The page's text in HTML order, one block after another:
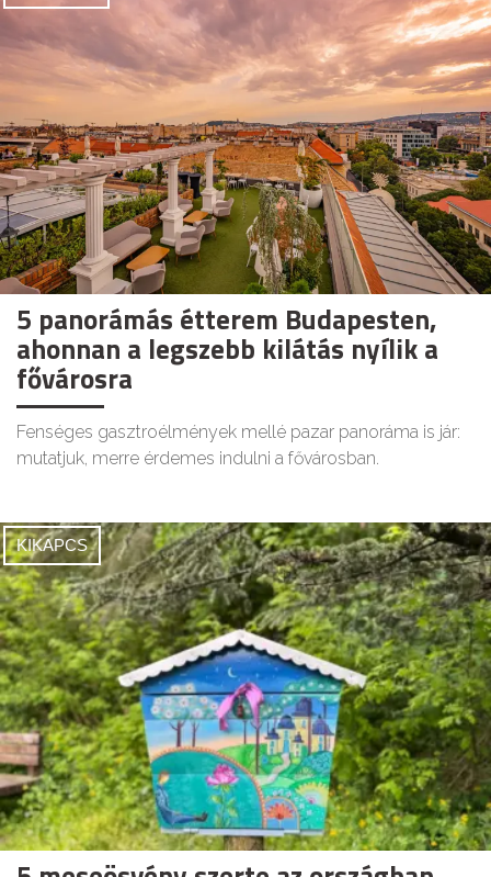
5 panorámás étterem Budapesten,
ahonnan a legszebb kilátás nyílik a
fővárosra
Fenséges gasztroélmények mellé pazar panoráma is jár:
mutatjuk, merre érdemes indulni a fővárosban.
KIKAPCS